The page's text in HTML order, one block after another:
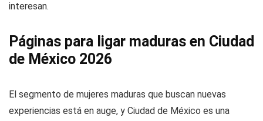
interesan.
Páginas para ligar maduras en Ciudad
de México 2026
El segmento de mujeres maduras que buscan nuevas
experiencias está en auge, y Ciudad de México es una